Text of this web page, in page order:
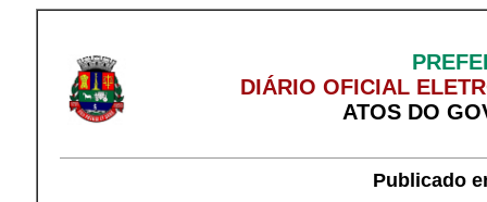
DIÁRIO OFICIAL
ATOS DO
Publicado